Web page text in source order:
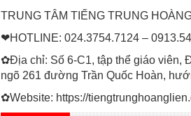
TRUNG TÂM TIẾNG TRUNG
❤HOTLINE: 024.3754.7124 –
✿Địa chỉ: Số 6-C1, tập thể giáo viên,
ngõ 261 đường Trần Quốc Hoàn,
✿Website: https://